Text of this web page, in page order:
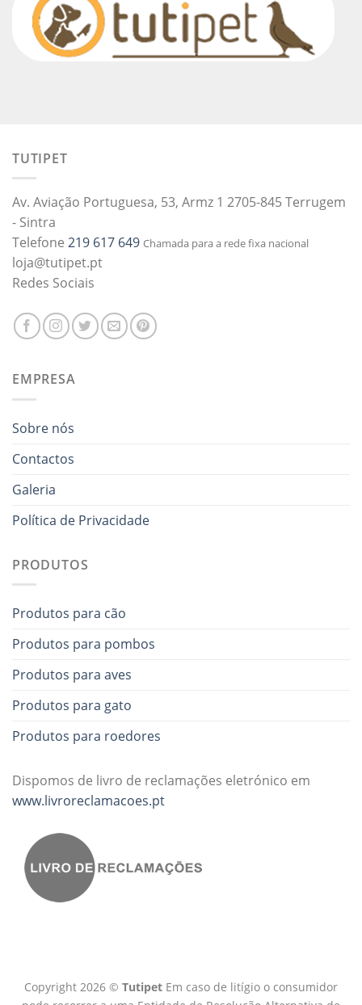
TUTIPET
Av. Aviação Portuguesa, 53, Armz 1 2705-845 Terrugem
- Sintra
Telefone 219 617 649 Chamada para a rede fixa nacional
loja@tutipet.pt
Redes Sociais
EMPRESA
Sobre nós
Contactos
Galeria
Política de Privacidade
PRODUTOS
Produtos para cão
Produtos para pombos
Produtos para aves
Produtos para gato
Produtos para roedores
Dispomos de livro de reclamações eletrónico em
www.livroreclamacoes.pt
Copyright 2026 © Tutipet Em caso de litígio o consumidor